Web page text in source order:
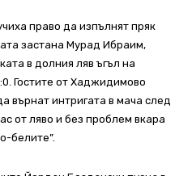
право да изпълнят пряк
застана Мурад Ибраим,
в долния ляв ъгъл на
Гостите от Хаджидимово
върнат интригата в мача след
от ляво и без проблем вкара
белите”.